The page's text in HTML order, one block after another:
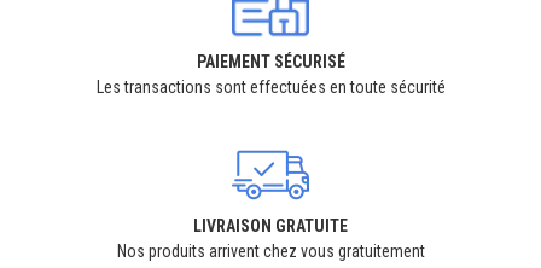
PAIEMENT SÉCURISÉ
Les transactions sont effectuées en toute sécurité
LIVRAISON GRATUITE
Nos produits arrivent chez vous gratuitement